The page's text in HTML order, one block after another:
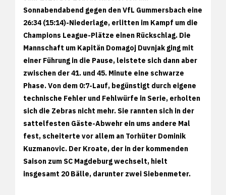
Sonnabendabend gegen den VfL Gummersbach eine
26:34 (15:14)-Niederlage, erlitten im Kampf um die
Champions League-Plätze einen Rückschlag. Die
Mannschaft um Kapitän Domagoj Duvnjak ging mit
einer Führung in die Pause, leistete sich dann aber
zwischen der 41. und 45. Minute eine schwarze
Phase. Von dem 0:7-Lauf, begünstigt durch eigene
technische Fehler und Fehlwürfe in Serie, erholten
sich die Zebras nicht mehr. Sie rannten sich in der
sattelfesten Gäste-Abwehr ein ums andere Mal
fest, scheiterte vor allem an Torhüter Dominik
Kuzmanovic. Der Kroate, der in der kommenden
Saison zum SC Magdeburg wechselt, hielt
insgesamt 20 Bälle, darunter zwei Siebenmeter.